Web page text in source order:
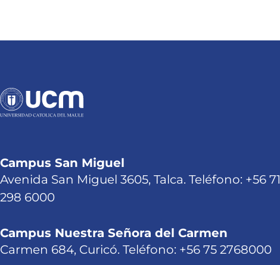
Campus San Miguel
Avenida San Miguel 3605, Talca. Teléfono: +56 71
298 6000
Campus Nuestra Señora del Carmen
Carmen 684, Curicó. Teléfono: +56 75 2768000